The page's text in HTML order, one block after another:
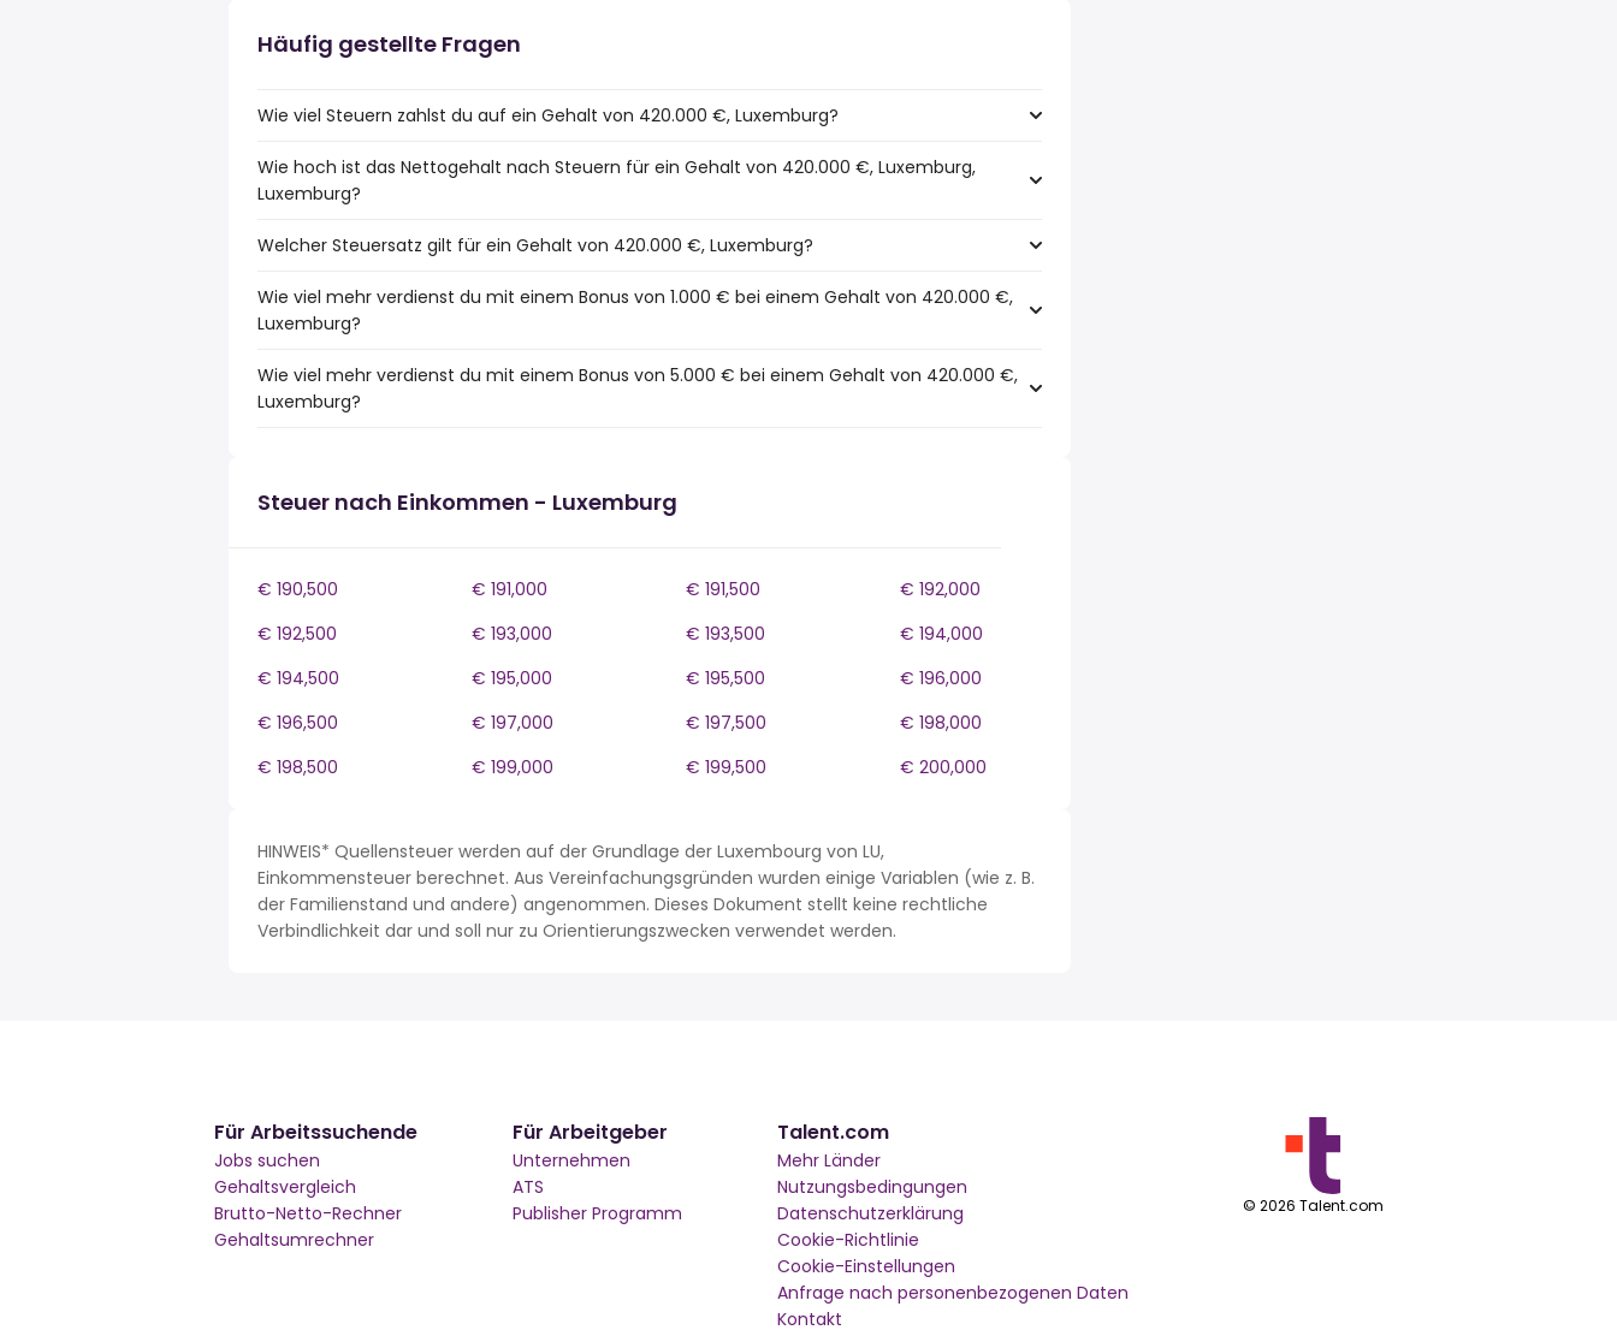
Häufig gestellte Fragen
Wie viel Steuern zahlst du auf ein Gehalt von 420.000 €, Luxemburg?
Wie hoch ist das Nettogehalt nach Steuern für ein Gehalt von 420.000 €, Luxemburg,
Luxemburg?
Welcher Steuersatz gilt für ein Gehalt von 420.000 €, Luxemburg?
Wie viel mehr verdienst du mit einem Bonus von 1.000 € bei einem Gehalt von 420.000 €,
Luxemburg?
Wie viel mehr verdienst du mit einem Bonus von 5.000 € bei einem Gehalt von 420.000 €,
Luxemburg?
Steuer nach Einkommen - Luxemburg
€ 190,500 € 191,000 € 191,500
€ 192,000
€ 192,500
€ 193,000 € 193,500
€ 194,000
€ 194,500
€ 195,000 € 195,500
€ 196,000
€ 196,500
€ 197,000 € 197,500
€ 198,000
€ 198,500
€ 199,000 € 199,500 € 200,000
HINWEIS* Quellensteuer werden auf der Grundlage der Luxembourg von LU,
Einkommensteuer berechnet. Aus Vereinfachungsgründen wurden einige Variablen (wie z. B.
der Familienstand und andere) angenommen. Dieses Dokument stellt keine rechtliche
Verbindlichkeit dar und soll nur zu Orientierungszwecken verwendet werden.
Für Arbeitssuchende
Jobs suchen
Gehaltsvergleich
Brutto-Netto-Rechner
Gehaltsumrechner
Für Arbeitgeber
Unternehmen
ATS
Publisher Programm
Talent.com
Mehr Länder
Nutzungsbedingungen
Datenschutzerklärung
Cookie-Richtlinie
Cookie-Einstellungen
Anfrage nach personenbezogenen Daten
Kontakt
© 2026 Talent.com